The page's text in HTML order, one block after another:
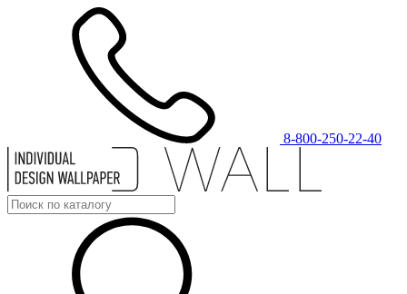
8-800-250-22-40